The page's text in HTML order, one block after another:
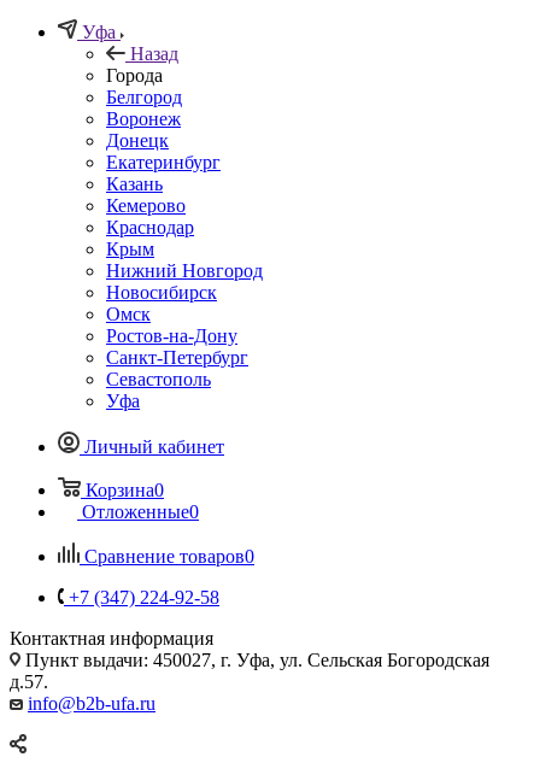
Уфа
Назад
Города
Белгород
Воронеж
Донецк
Екатеринбург
Казань
Кемерово
Краснодар
Крым
Нижний Новгород
Новосибирск
Омск
Ростов-на-Дону
Санкт-Петербург
Севастополь
Уфа
Личный кабинет
Корзина0
Отложенные0
Сравнение товаров0
+7 (347) 224-92-58
Контактная информация
Пункт выдачи: 450027, г. Уфа, ул. Сельская Богородская
д.57.
info@b2b-ufa.ru